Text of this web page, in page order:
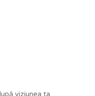
viziunea ta